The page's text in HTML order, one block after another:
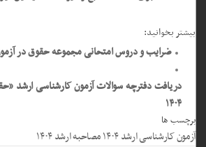
بیشتر بخوانید:
ضرایب و دروس امتحانی مجموعه حقوق در آزمون
دریافت دفترچه سوالات آزمون کارشناسی ارشد
۱۴۰۴
برچسب ها
آزمون کارشناسی ارشد ۱۴۰۴ مصاحبه ارشد ۱۴۰۴